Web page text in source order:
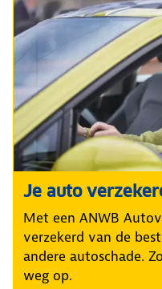
Je auto
Met een ANWB
verzekerd van de
andere autoschade.
weg op.